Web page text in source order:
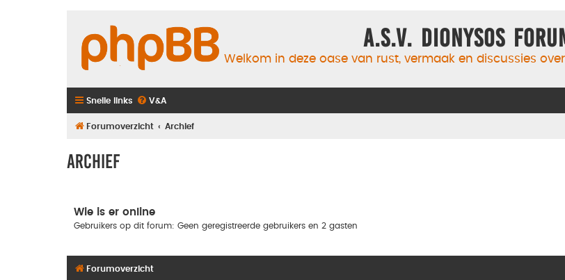
A.S.V. Dionysos
Welkom in deze oase van rust, vermaak en discussies
Snelle links V&A
Forumoverzicht Archief
Archief
Wie is er online
Gebruikers op dit forum: Geen geregistreerde gebruikers en 2 gasten
Forumoverzicht